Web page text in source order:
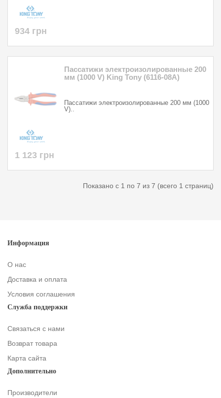
934 грн
Пассатижи электроизолированные 200
мм (1000 V) King Tony (6116-08A)
Пассатижи электроизолированные 200 мм (1000
V)..
1 123 грн
Показано с 1 по 7 из 7 (всего 1 страниц)
Информация
О нас
Доставка и оплата
Условия соглашения
Служба поддержки
Связаться с нами
Возврат товара
Карта сайта
Дополнительно
Производители